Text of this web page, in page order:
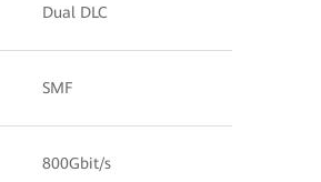
Dual DLC
SMF
800Gbit/s